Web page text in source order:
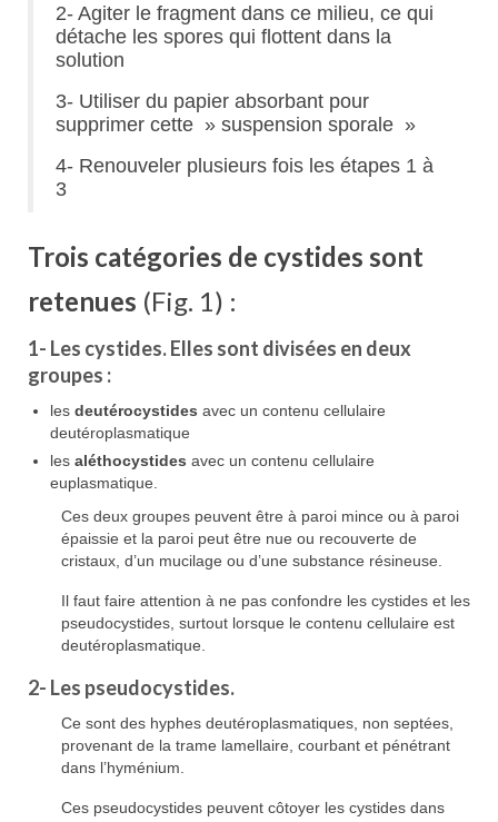
2- Agiter le fragment dans ce milieu, ce qui
détache les spores qui flottent dans la
solution
3- Utiliser du papier absorbant pour
supprimer cette » suspension sporale »
4- Renouveler plusieurs fois les étapes 1 à
3
Trois catégories de cystides sont
retenues (Fig. 1) :
1- Les cystides. Elles sont divisées en deux
groupes :
les deutérocystides avec un contenu cellulaire
deutéroplasmatique
les aléthocystides avec un contenu cellulaire
euplasmatique.
Ces deux groupes peuvent être à paroi mince ou à paroi
épaissie et la paroi peut être nue ou recouverte de
cristaux, d’un mucilage ou d’une substance résineuse.
Il faut faire attention à ne pas confondre les cystides et les
pseudocystides, surtout lorsque le contenu cellulaire est
deutéroplasmatique.
2- Les pseudocystides.
Ce sont des hyphes deutéroplasmatiques, non septées,
provenant de la trame lamellaire, courbant et pénétrant
dans l’hyménium.
Ces pseudocystides peuvent côtoyer les cystides dans